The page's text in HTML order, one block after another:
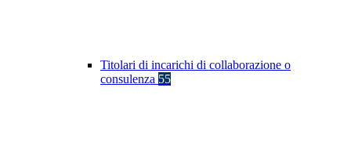
Titolari di incarichi di collaborazione o
consulenza 55